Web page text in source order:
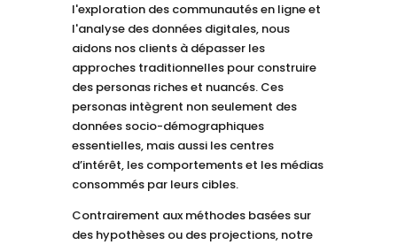
l'exploration des communautés en ligne et
l'analyse des données digitales, nous
aidons nos clients à dépasser les
approches traditionnelles pour construire
des personas riches et nuancés. Ces
personas intègrent non seulement des
données socio-démographiques
essentielles, mais aussi les centres
d’intérêt, les comportements et les médias
consommés par leurs cibles.
Contrairement aux méthodes basées sur
des hypothèses ou des projections, notre